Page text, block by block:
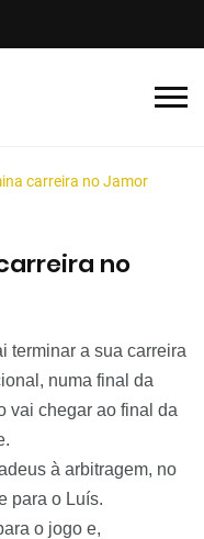
carreira no Jamor
no
terminar a sua carreira
numa final da
vai chegar ao final da
à arbitragem, no
para o Luís.
o jogo e,